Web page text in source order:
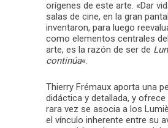
orígenes de este arte. «Dar
salas de cine, en la gran
inventaron, para luego
como elementos centrales
arte, es la razón de ser de
continúa«.
Thierry Frémaux aporta una
didáctica y detallada, y
rara vez se asocia a los
el vínculo inherente entre su